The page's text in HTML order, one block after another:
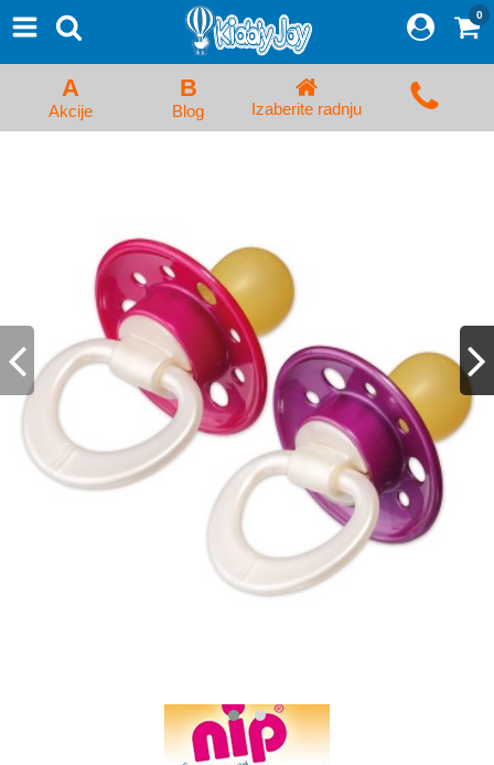
Proizvodi
Početna Prijava/Registracija
Kolica za bebe i dečija kolica
Kreveci, ljuljaške i ležaljke
Kadice, noše i adapteri
Hranilice, flašice i cucle
Monitori, Ogradice i tricikli
Posteljine, vrećice i baldahini
0
A
Akcije
B
Blog Izaberite radnju